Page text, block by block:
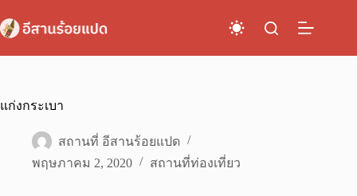
to
content
แก่งกระเบา
สถานที่ อีสานร้อยแปด
พฤษภาคม 2, 2020
สถานที่ท่องเที่ยว